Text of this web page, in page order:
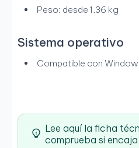
Peso: desde 1,36 kg
Sistema operativo
Compatible con
Lee aquí la ficha
comprueba si